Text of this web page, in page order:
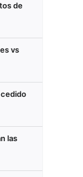
de
vs
cedido
las